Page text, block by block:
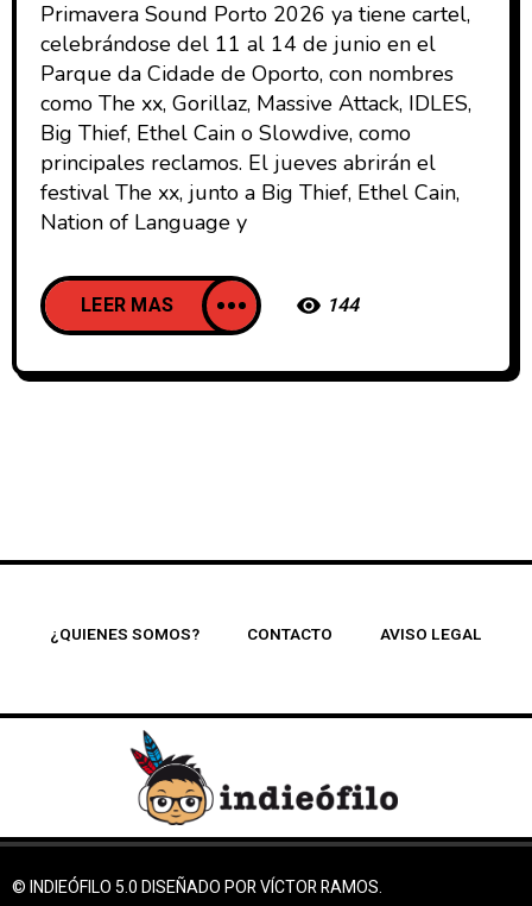
Primavera Sound Porto 2026 ya tiene cartel,
celebrándose del 11 al 14 de junio en el
Parque da Cidade de Oporto, con nombres
como The xx, Gorillaz, Massive Attack, IDLES,
Big Thief, Ethel Cain o Slowdive, como
principales reclamos. El jueves abrirán el
festival The xx, junto a Big Thief, Ethel Cain,
Nation of Language y
LEER MAS 144
¿QUIENES SOMOS? CONTACTO AVISO LEGAL
© INDIEÓFILO 5.0 DISEÑADO POR VÍCTOR RAMOS.